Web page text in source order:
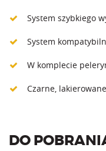
System szybkiego
System
W komplecie
Czarne,
DO